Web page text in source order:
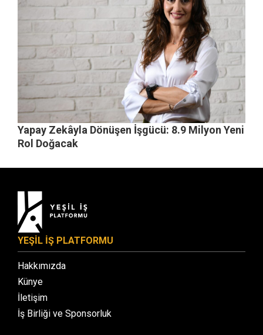
Yapay Zekâyla Dönüşen İşgücü: 8.9 Milyon Yeni
Rol Doğacak
YEŞİL İŞ PLATFORMU
Hakkımızda
Künye
İletişim
İş Birliği ve Sponsorluk